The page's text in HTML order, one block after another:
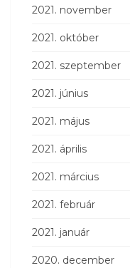
2021. november
2021. október
2021. szeptember
2021. június
2021. május
2021. április
2021. március
2021. február
2021. január
2020. december